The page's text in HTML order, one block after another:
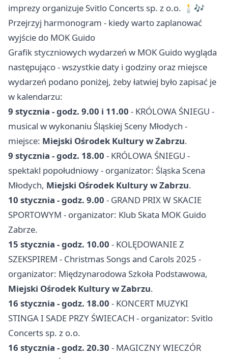
imprezy organizuje Svitlo Concerts sp. z o.o. 🕯️🎶
Przejrzyj harmonogram - kiedy warto zaplanować
wyjście do MOK Guido
Grafik styczniowych wydarzeń w MOK Guido wygląda
następująco - wszystkie daty i godziny oraz miejsce
wydarzeń podano poniżej, żeby łatwiej było zapisać je
w kalendarzu:
9 stycznia - godz. 9.00 i 11.00 - KRÓLOWA ŚNIEGU -
musical w wykonaniu Śląskiej Sceny Młodych -
miejsce: Miejski Ośrodek Kultury w Zabrzu.
9 stycznia - godz. 18.00 - KRÓLOWA ŚNIEGU -
spektakl popołudniowy - organizator: Śląska Scena
Młodych, Miejski Ośrodek Kultury w Zabrzu.
10 stycznia - godz. 9.00 - GRAND PRIX W SKACIE
SPORTOWYM - organizator: Klub Skata MOK Guido
Zabrze.
15 stycznia - godz. 10.00 - KOLĘDOWANIE Z
SZEKSPIREM - Christmas Songs and Carols 2025 -
organizator: Międzynarodowa Szkoła Podstawowa,
Miejski Ośrodek Kultury w Zabrzu.
16 stycznia - godz. 18.00 - KONCERT MUZYKI
STINGA I SADE PRZY ŚWIECACH - organizator: Svitlo
Concerts sp. z o.o.
16 stycznia - godz. 20.30 - MAGICZNY WIECZÓR